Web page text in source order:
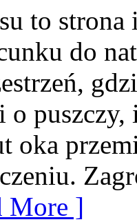
to strona
do
o
oka
More ]